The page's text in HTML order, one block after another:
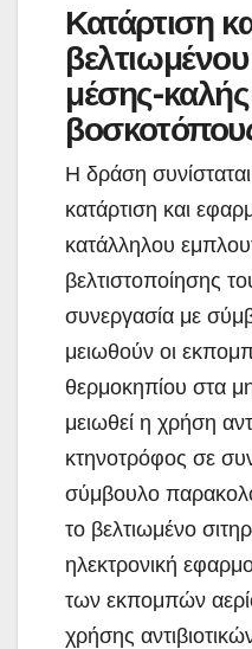
Κατάρτιση
μέσης-
Η δράση
κατάρτιση και
κατάλληλου
βελτιστοποίησης
συνεργασία με
μειωθούν οι
θερμοκηπίου στα
μειωθεί η χρήση
κτηνοτρόφος σε
σύμβουλο
το βελτιωμένο
ηλεκτρονική
των εκπομπών
χρήσης